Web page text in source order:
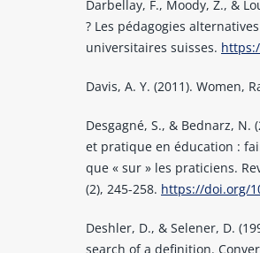
Darbellay, F., Moody, Z., &
? Les pédagogies
universitaires suisses.
Davis, A. Y. (2011). Women,
Desgagné, S., & Bednarz,
et pratique en éducation :
que « sur » les praticiens.
(2), 245-258. https://doi.org/
Deshler, D., & Selener, D.
search of a definition.